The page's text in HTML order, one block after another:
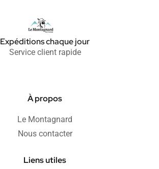
Expéditions chaque jour
Service client rapide
À propos
Le Montagnard
Nous contacter
Liens utiles